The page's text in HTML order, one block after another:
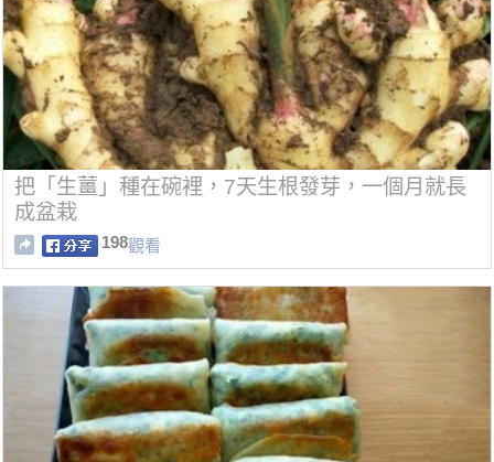
把「生薑」種在碗裡，7天生根發芽，一個月就長
成盆栽
198觀看